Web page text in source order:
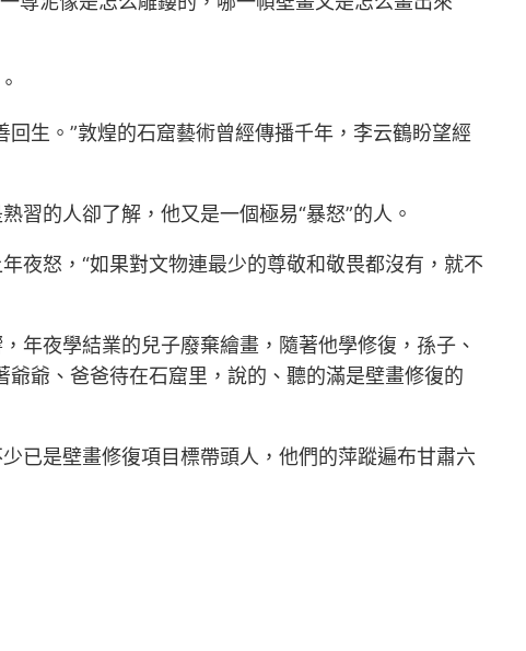
生。”敦煌的石窟藝術曾經傳播千年，李云鶴盼望經
習的人卻了解，他又是一個極易“暴怒”的人。
怒，“如果對文物連最少的尊敬和敬畏都沒有，就不
夜學結業的兒子廢棄繪畫，隨著他學修復，孫子、
爺、爸爸待在石窟里，說的、聽的滿是壁畫修復的
已是壁畫修復項目標帶頭人，他們的萍蹤遍布甘肅六